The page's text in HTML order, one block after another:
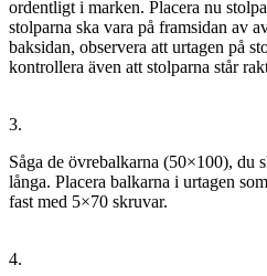
ordentligt i marken. Placera nu
stolparna ska vara på framsidan av
baksidan, observera att urtagen på
kontrollera även att stolparna står
3.
Såga de övrebalkarna (50×100), du
långa. Placera balkarna i urtagen
fast med 5×70 skruvar.
4.